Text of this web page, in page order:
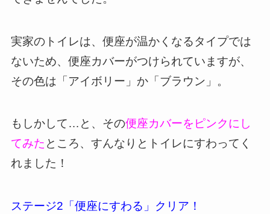
実家のトイレは、便座が温かくなるタイプでは
ないため、便座カバーがつけられていますが、
その色は 「アイボリー」 か「ブラウン」。
もしかして…と、その便座カバーをピンクにし
てみた ところ、すんなりとトイレにすわってく
れました！
ステージ2「便座にすわる」クリア！